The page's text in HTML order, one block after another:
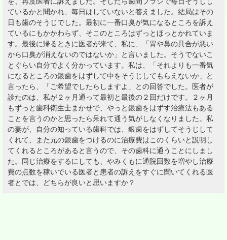
ているかと聞かれ、毎日はしていないと答えました。結局はその
日も歯のそうじでした。最初に一番口臭が気になるところを訴え
ているにもかかわらず、そこのところはずっとほっとかれていま
す。最後に帰るときに医者が来て、私に、「胃や鼻の具合が悪い
から口臭が消えないのではないか」と言いました。そうでないこ
とぐらい自分でよく分かっています。私は、「それよりも一番気
になるところの銀歯をはずして中をそうじしてもらえないか」と
言ったら、「ご希望でしたらしますよ」との回答でした。医者が
診たのは、私が２ヶ月通って最初と最後の２回だけです。２ヶ月
もずっと歯科衛生士まかせで、やっと銀歯をはずす治療法もある
ことを言うのかと思ったら呆れて通う気がしなくなりました。私
の妻が、自分の知っている歯科では、銀歯をはずしてそうじして
くれて、また元の銀歯をつけるのに治療費はこのくらいと説明し
てくれるところがあると言うので、その歯科に通うことにしまし
た。同じ治療をするにしても、やみくもに通院回数を増やし治療
費の点数を稼いでいる医者と患者の訴えをすぐに聞いてくれる医
者とでは、どちらが良いと思いますか？